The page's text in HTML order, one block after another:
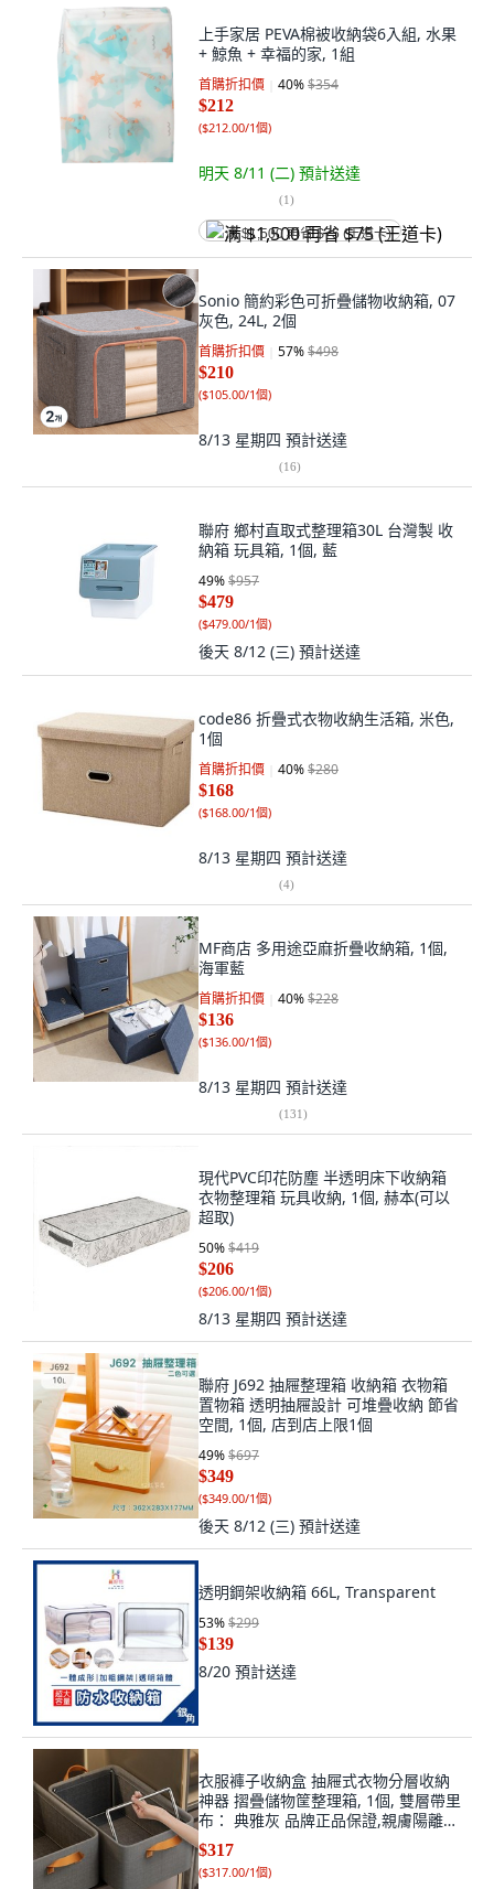
上手家居 PEVA棉被收納袋6入組, 水果
+ 鯨魚 + 幸福的家, 1組
首購折扣價 40%$354
$212
($212.00/1個)
明天 8/11 (二) 預計送達
(1)
满 $1,500 再省 $75 (王道卡)
Sonio 簡約彩色可折疊儲物收納箱, 07
灰色, 24L, 2個
首購折扣價 57%$498
$210
($105.00/1個)
8/13 星期四 預計送達
(16)
聯府 鄉村直取式整理箱30L 台灣製 收
納箱 玩具箱, 1個, 藍
49%$957
$479
($479.00/1個)
後天 8/12 (三) 預計送達
code86 折疊式衣物收納生活箱, 米色,
1個
首購折扣價 40%$280
$168
($168.00/1個)
8/13 星期四 預計送達
(4)
MF商店 多用途亞麻折疊收納箱, 1個,
海軍藍
首購折扣價 40%$228
$136
($136.00/1個)
8/13 星期四 預計送達
(131)
現代PVC印花防塵 半透明床下收納箱
衣物整理箱 玩具收納, 1個, 赫本(可以
超取)
50%$419
$206
($206.00/1個)
8/13 星期四 預計送達
聯府 J692 抽屜整理箱 收納箱 衣物箱
置物箱 透明抽屜設計 可堆疊收納 節省
空間, 1個, 店到店上限1個
49%$697
$349
($349.00/1個)
後天 8/12 (三) 預計送達
透明鋼架收納箱 66L, Transparent
53%$299
$139
8/20 預計送達
衣服褲子收納盒 抽屜式衣物分層收納
神器 摺疊儲物筐整理箱, 1個, 雙層帶里
布： 典雅灰 品牌正品保證,親膚陽離子
進深47CM+划算兩件, 典雅灰
$317
($317.00/1個)